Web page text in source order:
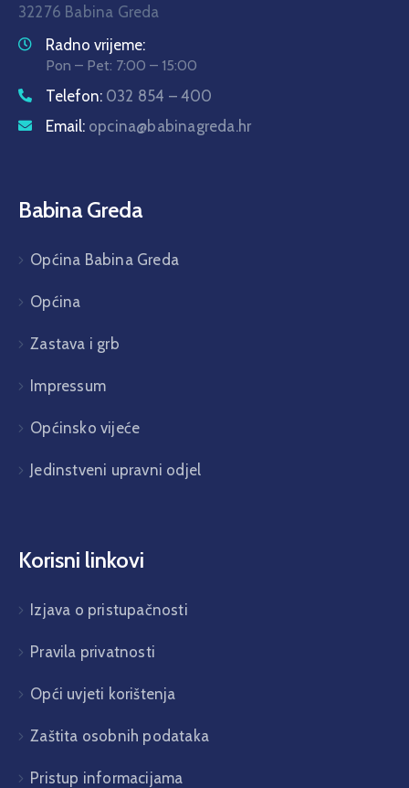
32276 Babina Greda
Radno vrijeme:
Pon – Pet: 7:00 – 15:00
Telefon: 032 854 – 400
Email: opcina@babinagreda.hr
Babina Greda
Općina Babina Greda
Općina
Zastava i grb
Impressum
Općinsko vijeće
Jedinstveni upravni odjel
Korisni linkovi
Izjava o pristupačnosti
Pravila privatnosti
Opći uvjeti korištenja
Zaštita osobnih podataka
Pristup informacijama